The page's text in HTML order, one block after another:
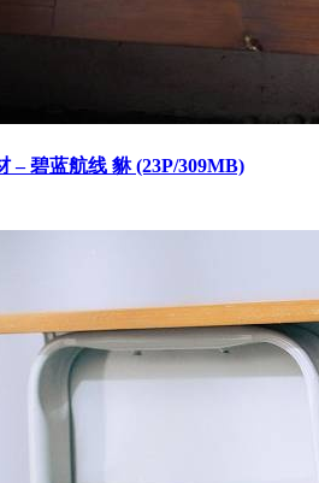
– 碧蓝航线 貅 (23P/309MB)